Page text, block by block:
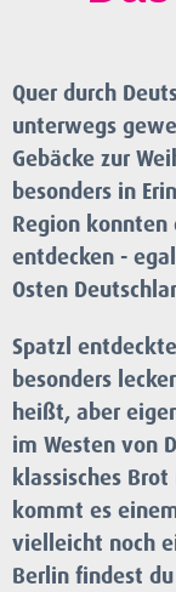
Quer durch
unterwegs
Gebäcke zur
besonders in
Region
entdecken -
Osten
Spatzl
besonders
heißt, aber
im Westen von
klassisches
kommt es
vielleicht noch
Berlin findest